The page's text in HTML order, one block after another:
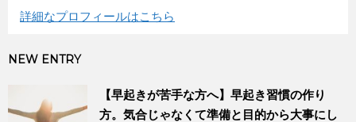
詳細なプロフィールはこちら
NEW ENTRY
【早起きが苦手な方へ】早起き習慣の作り
方。気合じゃなくて準備と目的から大事にし